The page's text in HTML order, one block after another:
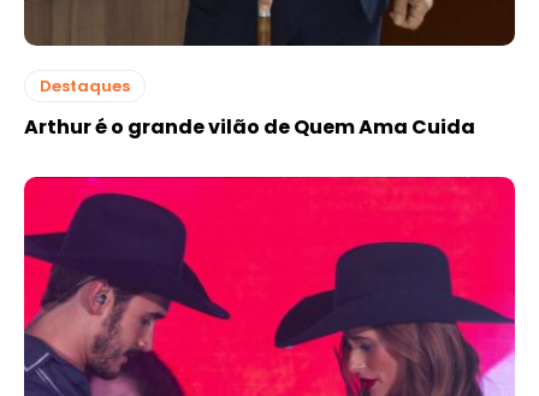
Destaques
Arthur é o grande vilão de Quem Ama Cuida